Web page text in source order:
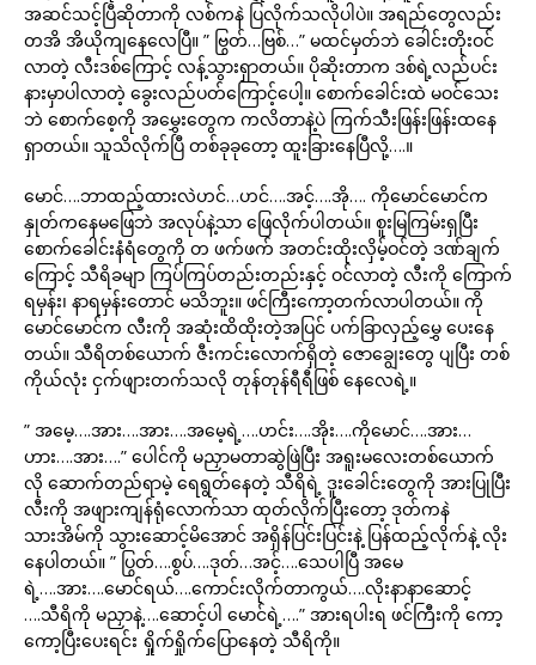
အဆင်သင့်ပြီဆိုတာကို လစ်ကနဲ ပြလိုက်သလိုပါပဲ။ အရည်တွေလည်း
တအိ အိယိုကျနေလေပြီ။ ” ဗြွတ်…ဗြစ်…” မထင်မှတ်ဘဲ ခေါင်းတိုးဝင်
လာတဲ့ လီးဒစ်ကြောင့် လန့်သွားရှာတယ်။ ပိုဆိုးတာက ဒစ်ရဲ့လည်ပင်း
နားမှာပါလာတဲ့ ခွေးလည်ပတ်ကြောင့်ပေါ့။ စောက်ခေါင်းထဲ မဝင်သေး
ဘဲ စောက်စေ့ကို အမွှေးတွေက ကလိတာနဲ့ပဲ ကြက်သီးဖြန်းဖြန်းထနေ
ရှာတယ်။ သူသိလိုက်ပြီ တစ်ခုခုတော့ ထူးခြားနေပြီလို့….။
မောင်….ဘာထည့်ထားလဲဟင်…ဟင်….အင့်….အို…. ကိုမောင်မောင်က
နှုတ်ကနေမဖြေဘဲ အလုပ်နဲ့သာ ဖြေလိုက်ပါတယ်။ စူးမြကြမ်းရှပြီး
စောက်ခေါင်းနံရံတွေကို တ ဖက်ဖက် အတင်းထိုးလှိမ့်ဝင်တဲ့ ဒဏ်ချက်
ကြောင့် သီရိခမျာ ကြပ်ကြပ်တည်းတည်းနှင့် ဝင်လာတဲ့ လီးကို ကြောက်
ရမှန်း၊ နာရမှန်းတောင် မသိဘူး။ ဖင်ကြီးကော့တက်လာပါတယ်။ ကို
မောင်မောင်က လီးကို အဆုံးထိထိုးတဲ့အပြင် ပက်ခြာလှည့်မွှေ ပေးနေ
တယ်။ သီရိတစ်ယောက် ဇီးကင်းလောက်ရှိတဲ့ ဇောချွေးတွေ ပျပြီး တစ်
ကိုယ်လုံး ငှက်ဖျားတက်သလို တုန်တုန်ရီရီဖြစ် နေလေရဲ့။
” အမေ့….အား….အား….အမေ့ရဲ့….ဟင်း….အိုး….ကိုမောင်….အား…
ဟား….အား….” ပေါင်ကို မညှာမတာဆွဲဖြဲပြီး အရူးမလေးတစ်ယောက်
လို ဆောက်တည်ရာမဲ့ ရေရွတ်နေတဲ့ သီရိရဲ့ ဒူးခေါင်းတွေကို အားပြုပြီး
လီးကို အဖျားကျန်ရုံလောက်သာ ထုတ်လိုက်ပြီးတော့ ဒုတ်ကနဲ
သားအိမ်ကို သွားဆောင့်မိအောင် အရှိန်ပြင်းပြင်းနဲ့ ပြန်ထည့်လိုက်နဲ့ လိုး
နေပါတယ်။ ” ပြွတ်….စွပ်….ဒုတ်…အင့်….သေပါပြီ အမေ
ရဲ့….အား….မောင်ရယ်….ကောင်းလိုက်တာကွယ်….လိုးနာနာဆောင့်
….သီရိကို မညှာနဲ့….ဆောင့်ပါ မောင်ရဲ့….” အားရပါးရ ဖင်ကြီးကို ကော့
ကော့ပြီးပေးရင်း ရှိုက်ရှိုက်ပြောနေတဲ့ သီရိကို။